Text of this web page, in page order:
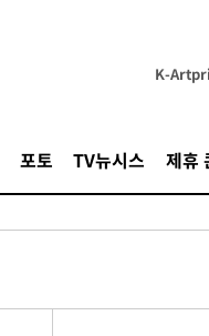
K-
포토 TV뉴시스 제휴